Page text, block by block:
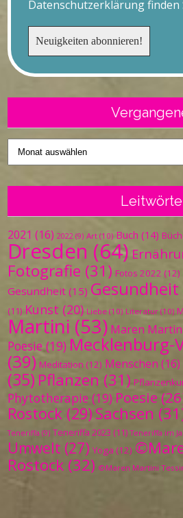
Datenschutzerklärung finden
Vergangenes
2021 (16) 2022 (9) Art (10) Buch (14)
Dresden (64)
Fotografie (31) Fotos 2022 (12)
Gesundheit (15) Gesundheit
(11) Kunst (20) Liebe (10) Literatur (10)
Martini (53) Maren
Poesie (19) Mecklenburg-
(39) Meditation (12) Menschen (16)
(35) Pflanzen (31)
Phytotherapie (19) Poesie
Rostock (29) Sachsen
Teneriffa (9) Teneriffa 2023 (11) Teneriffa im
Umwelt (27) Yoga (12)
Rostock (32) ©Maren Martini